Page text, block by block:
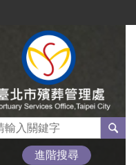
進階搜尋